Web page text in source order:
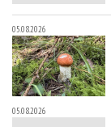
05.08.2026
05.08.2026